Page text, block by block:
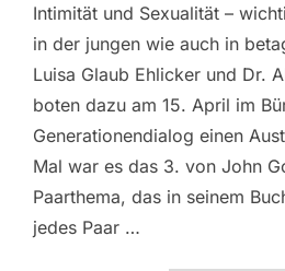
Intimität und Sexualität –
in der jungen wie auch in
Luisa Glaub Ehlicker und Dr.
boten dazu am 15. April im
Generationendialog einen
Mal war es das 3. von John
Paarthema, das in seinem
jedes Paar …